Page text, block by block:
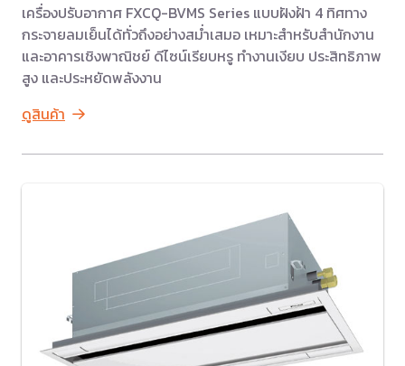
เครื่องปรับอากาศ FXCQ-BVMS Series แบบฝังฝ้า 4 ทิศทาง
กระจายลมเย็นได้ทั่วถึงอย่างสม่ำเสมอ เหมาะสำหรับสำนักงาน
และอาคารเชิงพาณิชย์ ดีไซน์เรียบหรู ทำงานเงียบ ประสิทธิภาพ
สูง และประหยัดพลังงาน
ดูสินค้า